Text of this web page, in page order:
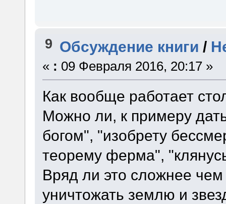
9 Обсуждение книги /
« : 09 Февраля 2016, 20:17 »
Как вообще работает
Можно ли, к примеру
богом", "изобрету
теорему ферма",
Вряд ли это сложнее
уничтожать землю и